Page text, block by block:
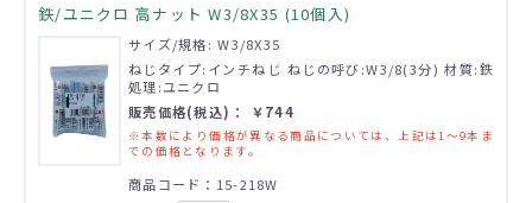
鉄/ユニクロ 高ナット W3/8X35 (10個入)
サイズ/規格: W3/8X35
ねじタイプ:インチねじ ねじの呼び:W3/8(3分) 材質:鉄
処理:ユニクロ
販売価格(税込)： ￥744
※本数により価格が異なる商品については、上記は1～9本ま
での価格となります。
商品コード：15-218W